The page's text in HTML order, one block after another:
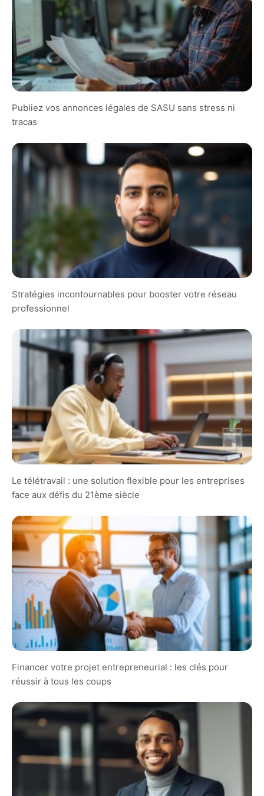
Publiez vos annonces légales de SASU sans stress ni
tracas
Stratégies incontournables pour booster votre réseau
professionnel
Le télétravail : une solution flexible pour les entreprises
face aux défis du 21ème siècle
Financer votre projet entrepreneurial : les clés pour
réussir à tous les coups